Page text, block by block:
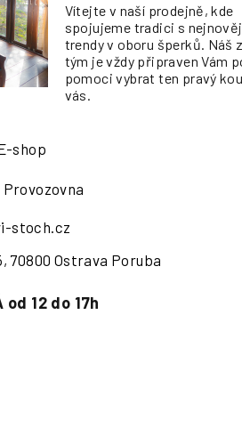
Vítejte v naší prodejně, kde
spojujeme tradici s
trendy v oboru šperků. Náš
tým je vždy připraven Vám
pomoci vybrat ten pravý
vás.
shop
Provozovna
stoch.cz
70800 Ostrava Poruba
12 do 17h